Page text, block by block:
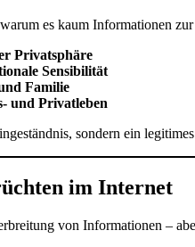
es kaum Informationen zur
Privatsphäre
Sensibilität
Familie
und Privatleben
sondern ein
im Internet
von Informationen –